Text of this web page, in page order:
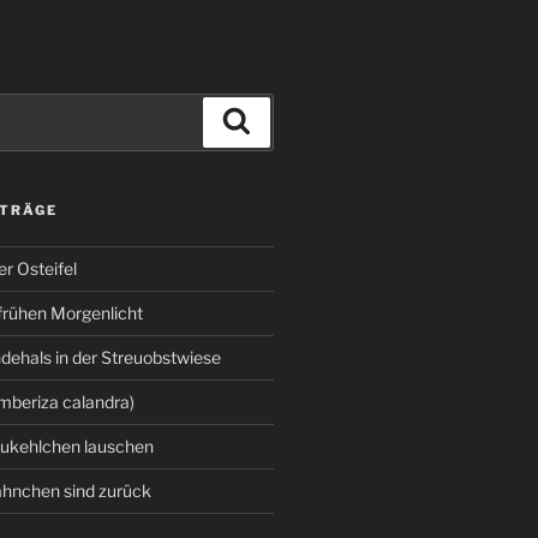
Osteifel
Morgenlicht
in der Streuobstwiese
calandra)
lauschen
sind zurück